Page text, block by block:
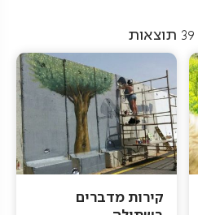
39 תוצאות
קירות מדברים